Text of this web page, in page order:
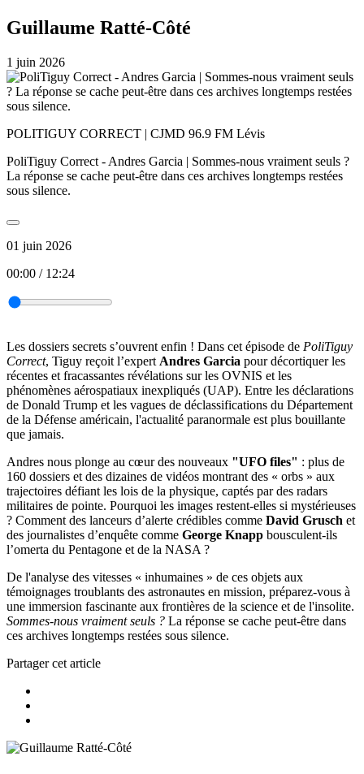
Guillaume Ratté-Côté
1 juin 2026
POLITIGUY CORRECT | CJMD 96.9 FM Lévis
PoliTiguy Correct - Andres Garcia | Sommes-nous vraiment seuls ?
La réponse se cache peut-être dans ces archives longtemps restées
sous silence.
01 juin 2026
00:00 / 12:24
Les dossiers secrets s’ouvrent enfin ! Dans cet épisode de PoliTiguy
Correct, Tiguy reçoit l’expert Andres Garcia pour décortiquer les
récentes et fracassantes révélations sur les OVNIS et les
phénomènes aérospatiaux inexpliqués (UAP). Entre les déclarations
de Donald Trump et les vagues de déclassifications du Département
de la Défense américain, l'actualité paranormale est plus bouillante
que jamais.
Andres nous plonge au cœur des nouveaux "UFO files" : plus de
160 dossiers et des dizaines de vidéos montrant des « orbs » aux
trajectoires défiant les lois de la physique, captés par des radars
militaires de pointe. Pourquoi les images restent-elles si mystérieuses
? Comment des lanceurs d’alerte crédibles comme David Grusch et
des journalistes d’enquête comme George Knapp bousculent-ils
l’omerta du Pentagone et de la NASA ?
De l'analyse des vitesses « inhumaines » de ces objets aux
témoignages troublants des astronautes en mission, préparez-vous à
une immersion fascinante aux frontières de la science et de l'insolite.
Sommes-nous vraiment seuls ? La réponse se cache peut-être dans
ces archives longtemps restées sous silence.
Partager cet article